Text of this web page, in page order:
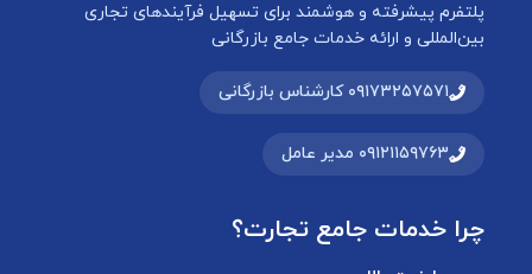
پلتفرم پیشرفته و هوشمند برای تسهیل فرآیندهای تجاری
بین‌المللی و ارائه خدمات جامع بازرگانی
۰۹۱۷۳۲۵۷۵۷۱ کارشناس بازرگانی
۰۹۱۲۱۱۵۹۷۶۳ مدیر عامل
چرا خدمات جامع تجارت؟